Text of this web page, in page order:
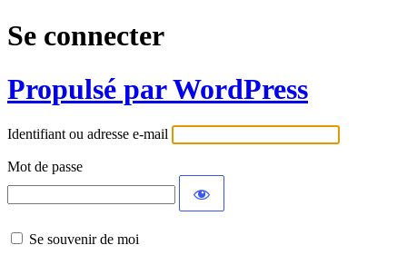
Se connecter
Propulsé par WordPress
Identifiant ou adresse e-mail
Mot de passe
Se souvenir de moi